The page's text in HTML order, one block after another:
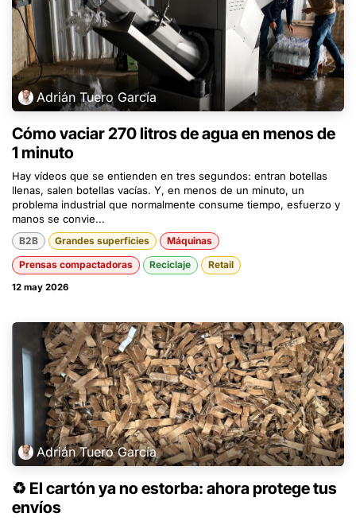
Adrián Tuero García
Cómo vaciar 270 litros de agua en menos de
1 minuto
Hay vídeos que se entienden en tres segundos: entran botellas
llenas, salen botellas vacías. Y, en menos de un minuto, un
problema industrial que normalmente consume tiempo, esfuerzo y
manos se convie...
B2B Grandes superficies Máquinas
Prensas compactadoras Reciclaje Retail
12 may 2026
Adrián Tuero García
♻️ El cartón ya no estorba: ahora protege tus
envíos